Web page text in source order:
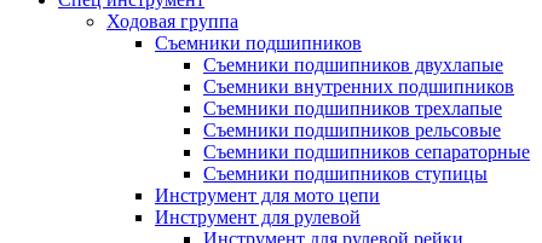
Ходовая группа
Съемники подшипников
Съемники подшипников двухлапые
Съемники внутренних подшипников
Съемники подшипников трехлапые
Съемники подшипников рельсовые
Съемники подшипников сепараторные
Съемники подшипников ступицы
Инструмент для мото цепи
Инструмент для рулевой
Инструмент для рулевой рейки